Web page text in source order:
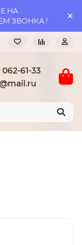
НА
ЗВОНКА !
61-33